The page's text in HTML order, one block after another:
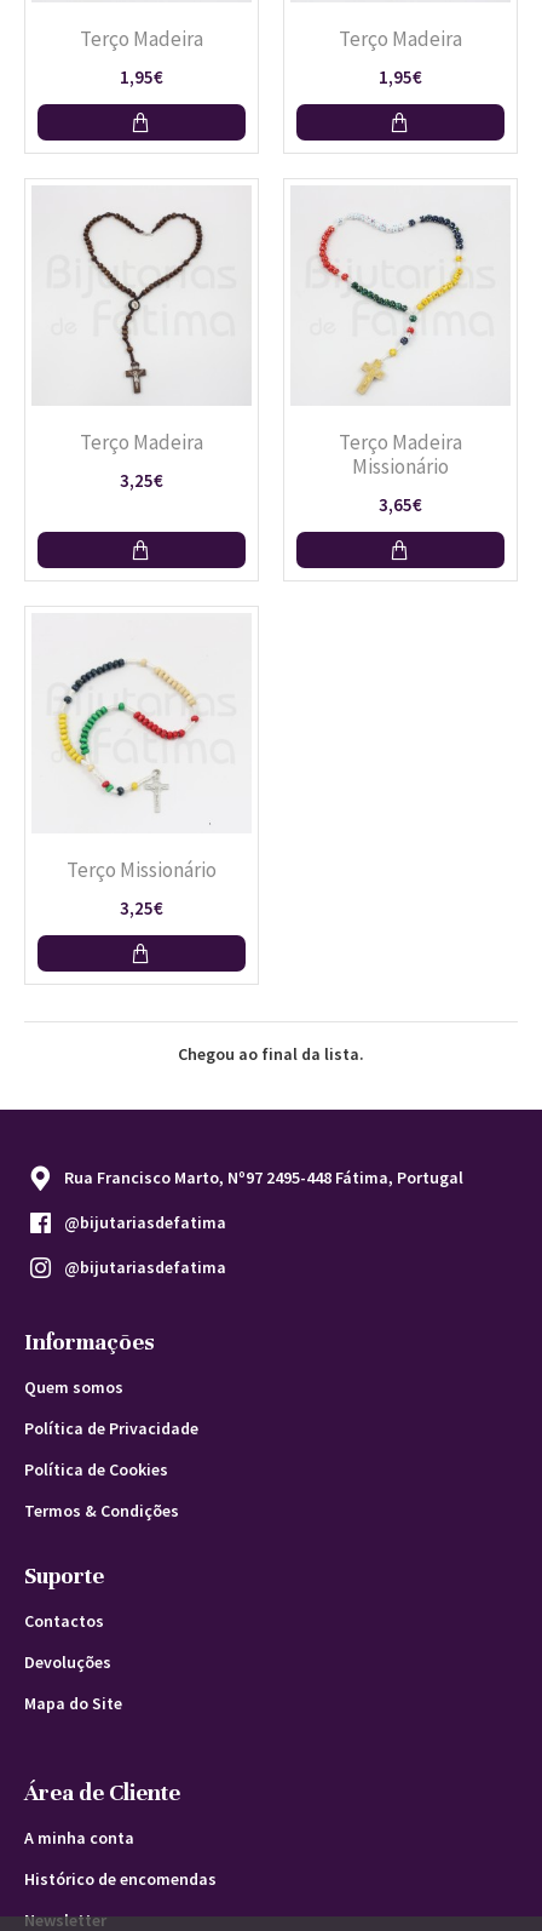
Terço Madeira
1,95€
Terço Madeira
1,95€
Terço Madeira
3,25€
Terço Madeira
Missionário
3,65€
Terço Missionário
3,25€
Chegou ao final da lista.
Rua Francisco Marto, Nº97 2495-448 Fátima, Portugal
@bijutariasdefatima
@bijutariasdefatima
Informações
Quem somos
Política de Privacidade
Política de Cookies
Termos & Condições
Suporte
Contactos
Devoluções
Mapa do Site
Área de Cliente
A minha conta
Histórico de encomendas
Newsletter